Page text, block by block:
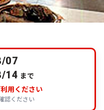
07
14 まで
用ください
認ください